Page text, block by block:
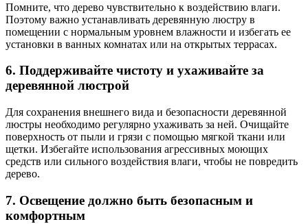
Помните, что дерево чувствительно к воздействию влаги.
Поэтому важно устанавливать деревянную люстру в
помещении с нормальным уровнем влажности и избегать ее
установки в ванных комнатах или на открытых террасах.
6. Поддерживайте чистоту и ухаживайте за
деревянной люстрой
Для сохранения внешнего вида и безопасности деревянной
люстры необходимо регулярно ухаживать за ней. Очищайте
поверхность от пыли и грязи с помощью мягкой ткани или
щетки. Избегайте использования агрессивных моющих
средств или сильного воздействия влаги, чтобы не повредить
дерево.
7. Освещение должно быть безопасным и
комфортным